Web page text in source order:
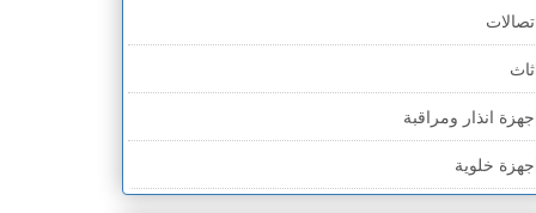
غزة
الأخضر » حيفا
الأخضر » رهط
الأخضر » أم الفحم
انذار ومراقبة
خلوية